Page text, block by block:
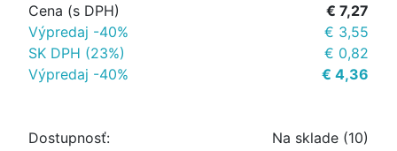
Cena (s DPH)
€ 7,27
Výpredaj -40%
€ 3,55
SK DPH (23%)
€ 0,82
Výpredaj -40%
€ 4,36
Dostupnosť: Na sklade (10)